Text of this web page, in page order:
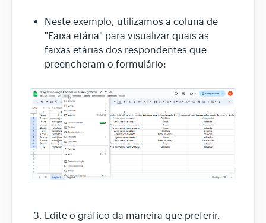
Neste exemplo, utilizamos a coluna de
"Faixa etária" para visualizar quais as
faixas etárias dos respondentes que
preencheram o formulário:
Edite o gráfico da maneira que preferir.